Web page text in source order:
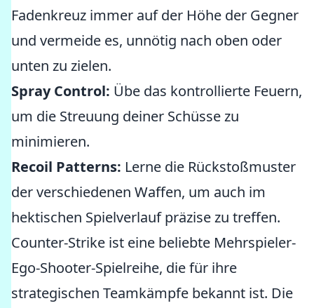
Fadenkreuz immer auf der Höhe der Gegner
und vermeide es, unnötig nach oben oder
unten zu zielen.
Spray Control: Übe das kontrollierte Feuern,
um die Streuung deiner Schüsse zu
minimieren.
Recoil Patterns: Lerne die Rückstoßmuster
der verschiedenen Waffen, um auch im
hektischen Spielverlauf präzise zu treffen.
Counter-Strike ist eine beliebte Mehrspieler-
Ego-Shooter-Spielreihe, die für ihre
strategischen Teamkämpfe bekannt ist. Die